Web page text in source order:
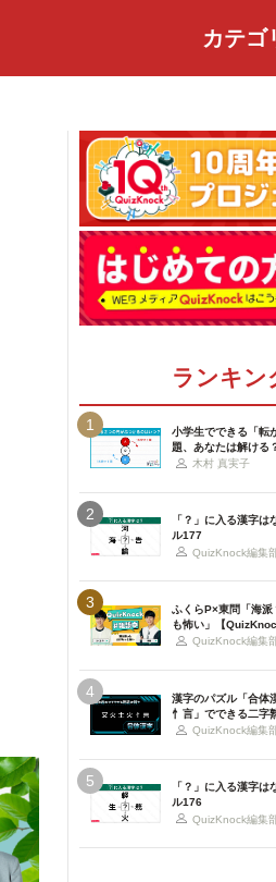
カテゴ
ランキン
1
小学生でできる「転
題、あなたは解ける
木村 真実子
2
「？」に入る漢字
ル177
QuizKnock編集
3
ふくらP×東問「海派
も怖い」【
QuizKnock編集
4
漢字のパズル「合体
忄言」でできる二字
QuizKnock編集
5
「？」に入る漢字
ル176
QuizKnock編集